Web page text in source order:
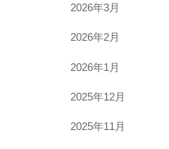
2026年3月
2026年2月
2026年1月
2025年12月
2025年11月